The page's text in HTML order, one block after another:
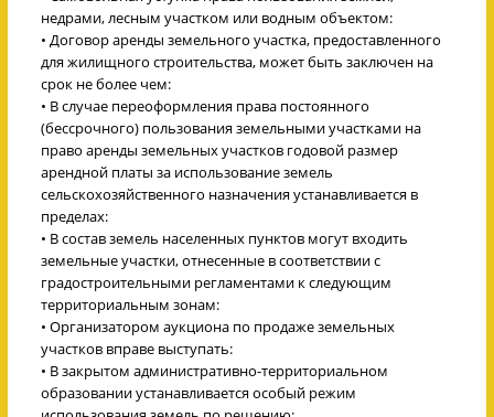
недрами, лесным участком или водным объектом:
• Договор аренды земельного участка, предоставленного
для жилищного строительства, может быть заключен на
срок не более чем:
• В случае переоформления права постоянного
(бессрочного) пользования земельными участками на
право аренды земельных участков годовой размер
арендной платы за использование земель
сельскохозяйственного назначения устанавливается в
пределах:
• В состав земель населенных пунктов могут входить
земельные участки, отнесенные в соответствии с
градостроительными регламентами к следующим
территориальным зонам:
• Организатором аукциона по продаже земельных
участков вправе выступать:
• В закрытом административно-территориальном
образовании устанавливается особый режим